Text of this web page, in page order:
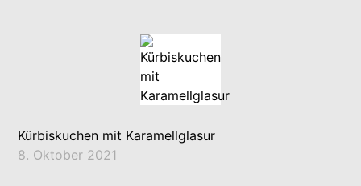
Kürbiskuchen mit Karamellglasur
8. Oktober 2021